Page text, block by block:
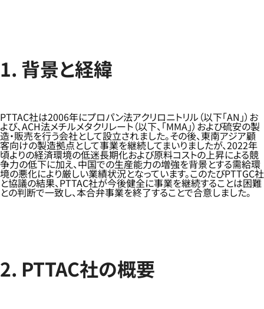
1. 背景と経緯
PTTAC社は2006年にプロパン法アクリロニトリル（以下「AN」）お
よび、ACH法メチルメタクリレート（以下、「MMA」）および硫安の製
造・販売を行う会社として設立されました。その後、東南アジア顧
客向けの製造拠点として事業を継続してまいりましたが、2022年
頃よりの経済環境の低迷長期化および原料コストの上昇による競
争力の低下に加え、中国での生産能力の増強を背景とする需給環
境の悪化により厳しい業績状況となっています。このたびPTTGC社
と協議の結果、PTTAC社が今後健全に事業を継続することは困難
との判断で一致し、本合弁事業を終了することで合意しました。
2. PTTAC社の概要